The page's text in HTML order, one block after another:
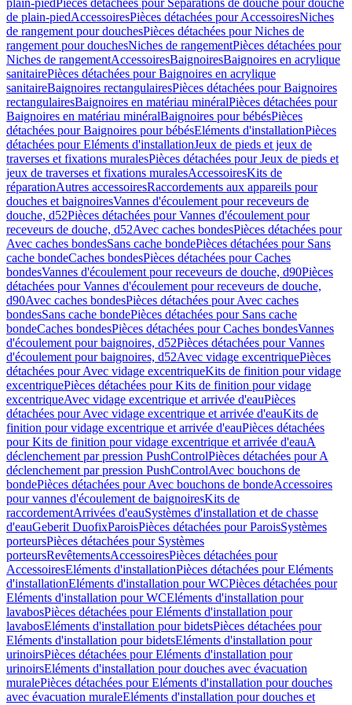
plain-piedPièces détachées pour Séparations de douche pour douche
de plain-piedAccessoiresPièces détachées pour AccessoiresNiches
de rangement pour douchesPièces détachées pour Niches de
rangement pour douchesNiches de rangementPièces détachées pour
Niches de rangementAccessoiresBaignoiresBaignoires en acrylique
sanitairePièces détachées pour Baignoires en acrylique
sanitaireBaignoires rectangulairesPièces détachées pour Baignoires
rectangulairesBaignoires en matériau minéralPièces détachées pour
Baignoires en matériau minéralBaignoires pour bébésPièces
détachées pour Baignoires pour bébésEléments d'installationPièces
détachées pour Eléments d'installationJeux de pieds et jeux de
traverses et fixations muralesPièces détachées pour Jeux de pieds et
jeux de traverses et fixations muralesAccessoiresKits de
réparationAutres accessoiresRaccordements aux appareils pour
douches et baignoiresVannes d'écoulement pour receveurs de
douche, d52Pièces détachées pour Vannes d'écoulement pour
receveurs de douche, d52Avec caches bondesPièces détachées pour
Avec caches bondesSans cache bondePièces détachées pour Sans
cache bondeCaches bondesPièces détachées pour Caches
bondesVannes d'écoulement pour receveurs de douche, d90Pièces
détachées pour Vannes d'écoulement pour receveurs de douche,
d90Avec caches bondesPièces détachées pour Avec caches
bondesSans cache bondePièces détachées pour Sans cache
bondeCaches bondesPièces détachées pour Caches bondesVannes
d'écoulement pour baignoires, d52Pièces détachées pour Vannes
d'écoulement pour baignoires, d52Avec vidage excentriquePièces
détachées pour Avec vidage excentriqueKits de finition pour vidage
excentriquePièces détachées pour Kits de finition pour vidage
excentriqueAvec vidage excentrique et arrivée d'eauPièces
détachées pour Avec vidage excentrique et arrivée d'eauKits de
finition pour vidage excentrique et arrivée d'eauPièces détachées
pour Kits de finition pour vidage excentrique et arrivée d'eauA
déclenchement par pression PushControlPièces détachées pour A
déclenchement par pression PushControlAvec bouchons de
bondePièces détachées pour Avec bouchons de bondeAccessoires
pour vannes d'écoulement de baignoiresKits de
raccordementArrivées d'eauSystèmes d'installation et de chasse
d'eauGeberit DuofixParoisPièces détachées pour ParoisSystèmes
porteursPièces détachées pour Systèmes
porteursRevêtementsAccessoiresPièces détachées pour
AccessoiresEléments d'installationPièces détachées pour Eléments
d'installationEléments d'installation pour WCPièces détachées pour
Eléments d'installation pour WCEléments d'installation pour
lavabosPièces détachées pour Eléments d'installation pour
lavabosEléments d'installation pour bidetsPièces détachées pour
Eléments d'installation pour bidetsEléments d'installation pour
urinoirsPièces détachées pour Eléments d'installation pour
urinoirsEléments d'installation pour douches avec évacuation
muralePièces détachées pour Eléments d'installation pour douches
avec évacuation muraleEléments d'installation pour douches et